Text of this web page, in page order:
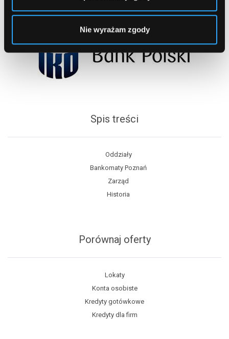
Nie wyrażam zgody
Spis treści
Oddziały
Bankomaty Poznań
Zarząd
Historia
Porównaj oferty
Lokaty
Konta osobiste
Kredyty gotówkowe
Kredyty dla firm